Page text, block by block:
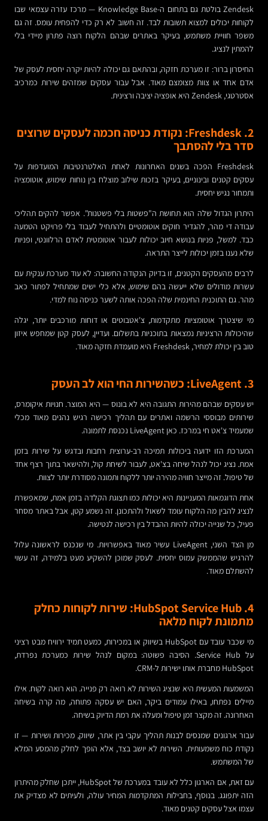
Zendesk בולטת גם בתחום ה-Knowledge Base — מרכז עזרה עצמאי שבו
לקוחות יכולים למצוא תשובות לבד. זה חשוב לא רק כדי להפחית עומס. זה גם
משפר חוויית משתמש, בעיקר באתרים שבהם הלקוח רוצה פתרון מיידי בלי
להמתין לנציג.
החיסרון ברור: זו מערכת חזקה, ובהתאם גם יכולה להיות יקרה יחסית לעסק של
אדם אחד או צוות מצומצם מאוד. אבל עבור עסקים שמזהים שירות כמרכיב
אסטרטגי, Zendesk היא אופציה יציבה ורצינית.
2. Freshdesk: נקודת כניסה חכמה לעסקים שרוצים
סדר בלי להסתבך
Freshdesk הפכה בשנים האחרונות לאחת האלטרנטיבות המועדפות על
עסקים קטנים ובינוניים, בעיקר בזכות שילוב מוצלח בין נוחות שימוש, אוטומציה
ותמחור נגיש יחסית.
היתרון הגדול שלה הוא תחושת ה"פשטות בלי פשטנות". אפשר להקים תהליכי
עבודה די מהר, להגדיר חוקים אוטומטיים ולהתחיל לעבוד בלי פרויקט הטמעה
כבד. למשל, פניות בנושא חיוב יכולות לעבור אוטומטית לאדם הרלוונטי, ופניות
שלא נענו בזמן יכולות לייצר התראה.
לרבים מהעסקים הקטנים, זו בדיוק הנקודה החשובה: לא עוד מערכת ענקית עם
עשרות מודולים שלא ייעשה בהם שימוש, אלא כלי ישים שמתחיל לפתור כאב
מהר. גם התוכנית החינמית שלה הפכה אותה לשער כניסה נוח למדי.
מי שיצטרך אוטומציות מתקדמות, צ'אטבוטים או דוחות מורכבים יותר, יגלה
שהיכולות הרציניות נמצאות בתוכניות בתשלום. ועדיין, לעסק קטן שמחפש איזון
טוב בין יכולת למחיר, Freshdesk היא מועמדת חזקה מאוד.
3. LiveAgent: כשהשירות החי הוא לב העסק
יש עסקים שבהם מהירות התגובה היא לא בונוס — היא המוצר. חנויות איקומרס,
שירותים מבוססי הרשמה ואתרים עם תהליך רכישה רגיש נהנים מאוד מכלי
שמעמיד צ'אט חי במרכז. כאן LiveAgent נכנסת לתמונה.
המערכת הזו ידועה ביכולות תמיכה רב-ערוצית רחבות ובדגש על שירות בזמן
אמת. נציג יכול לנהל שיחה בצ'אט, לעבור לשיחת קול, ולהישאר בתוך רצף אחד
של טיפול. זה מייצר חוויה מהירה יותר ללקוח ותמונה מסודרת יותר לצוות.
אחת הדוגמאות המעניינות היא יכולות כמו תצוגת הקלדה בזמן אמת, שמאפשרת
לנציג להבין מה הלקוח עומד לשאול ולהתכונן. זה נשמע קטן, אבל באתר מסחר
פעיל, כל שנייה יכולה להיות ההבדל בין רכישה לנטישה.
מן הצד השני, LiveAgent עשיר מאוד באפשרויות. מי שנכנס לראשונה עלול
להרגיש שהממשק עמוס יחסית. לעסק שמוכן להשקיע מעט בלמידה, זה עשוי
להשתלם מאוד.
4. HubSpot Service Hub: שירות לקוחות כחלק
מתמונת לקוח מלאה
מי שכבר עובד עם HubSpot בשיווק או במכירות, כמעט תמיד ירוויח מבט רציני
על Service Hub. הסיבה פשוטה: במקום לנהל שירות כמערכת נפרדת,
HubSpot מחברת אותו ישירות ל-CRM.
המשמעות המעשית היא שנציג השירות לא רואה רק פנייה. הוא רואה לקוח. אילו
מיילים נפתחו, באילו עמודים ביקר, האם יש עסקה פתוחה, מה קרה בשיחה
האחרונה. זה מקצר זמן טיפול ומעלה את רמת הדיוק בשיחה.
עבור ארגונים שמנסים לבנות תהליך עקבי בין אתר, שיווק, מכירות ושירות — זו
נקודת כוח משמעותית. השירות לא יושב בצד, אלא הופך לחלק מהמסע המלא
של המשתמש.
עם זאת, אם הארגון כלל לא עובד במערכת של HubSpot, ייתכן שחלק מהיתרון
הזה יתפוגג. בנוסף, בחבילות המתקדמות המחיר עולה, ולעיתים לא מצדיק את
עצמו אצל עסקים קטנים מאוד.